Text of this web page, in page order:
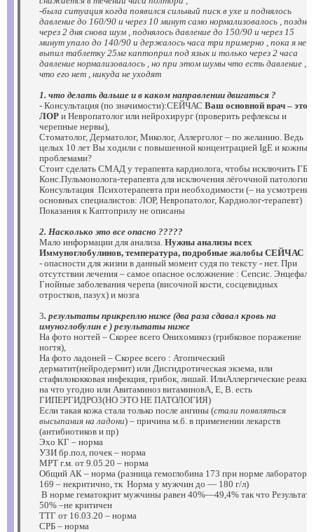
-была ситуация когда появился сильный писк в ухе и поднялось
давление до 160/90 и через 10 минут само нормализовалось , позднее
через 2 дня снова шум , поднялось давление до 150/90 и через 15
минут упало до 140/90 и держалось часа три примерно , пока я не
выпил таблетку 25мг каптоприл под язык и только через 2 часа
давление нормализовалось , но при этом шумы что есть давление ,
что его нет , никуда не уходят
1. что делать дальше и в каком направлении двигаться ?
- Консультация (по значимости):СЕЙЧАС Ваш основной врач – это
ЛОР и Невропатолог или нейрохирург (проверить рефлексы и
черепные нервы),
Стоматолог, Дерматолог, Миколог, Аллерголог – по желанию. Ведь
целых 10 лет Вы ходили с повышенной концентрацией IgE и
проблемами?
Стоит сделать СМАД у терапевта кардиолога, чтобы исключить ГБ и
Конс.Пульмонолога-терапевта для исключения лёгоччной патологии
Консультация Психотерапевта при необходимости (– на усмотрение
основных специалистов: ЛОР, Невропатолог, Кардиолог-терапевт)
Показания к Каптоприлу не описаны
2. Насколько это все опасно ?????
Мало информации для анализа. Нужны анализы всех
Иммуноглобулинов, температура, подробные жалобы СЕЙЧАС
- опасности для жизни в данный момент судя по тексту - нет. При
отсутствии лечения – самое опасное осложнение : Сепсис.
Гнойные заболевания черепа (височной кости, сосцевидных
отростков, пазух) и мозга
3. результаты прикреплю ниже (два раза сдавал кровь на
имуноглобулин е ) результаты ниже
На фото ногтей – Скорее всего Онихомикоз (грибковое поражение
ногтя),
На фото ладоней – Скорее всего : Атопический
дерматит(нейродермит) или Дисгидротическая экзема, или
стафилококковая инфекция, грибок, лишай. ИлиАллергические
на что угодно или Авитаминоз витаминовА, Е, В. есть
ГИПЕРГИДРОЗ(НО ЭТО НЕ ПАТОЛОГИЯ)
Если такая кожа стала только после ангины (стали появляться
высыпания на ладони) – причина м.б. в применении лекарств
(антибиотиков и пр)
Эхо КГ – норма
УЗИ бр.пол, почек – норма
МРТ г.м. от 9.05.20 – норма
Общий АК – норма (разница гемоглобина 173 при норме
169 – некритично, тк Норма у мужчин до — 180 г/л)
В норме гематокрит мужчины равен 40%—49,4% так что Результат :
50% –не критичен
ТТГ от 16.03.20 – норма
СРБ – норма